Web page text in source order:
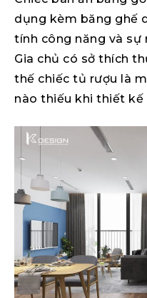
dụng kèm băng ghế
tính công năng và sự
Gia chủ có sở thích
thế chiếc tủ rượu là
nào thiếu khi thiết kế